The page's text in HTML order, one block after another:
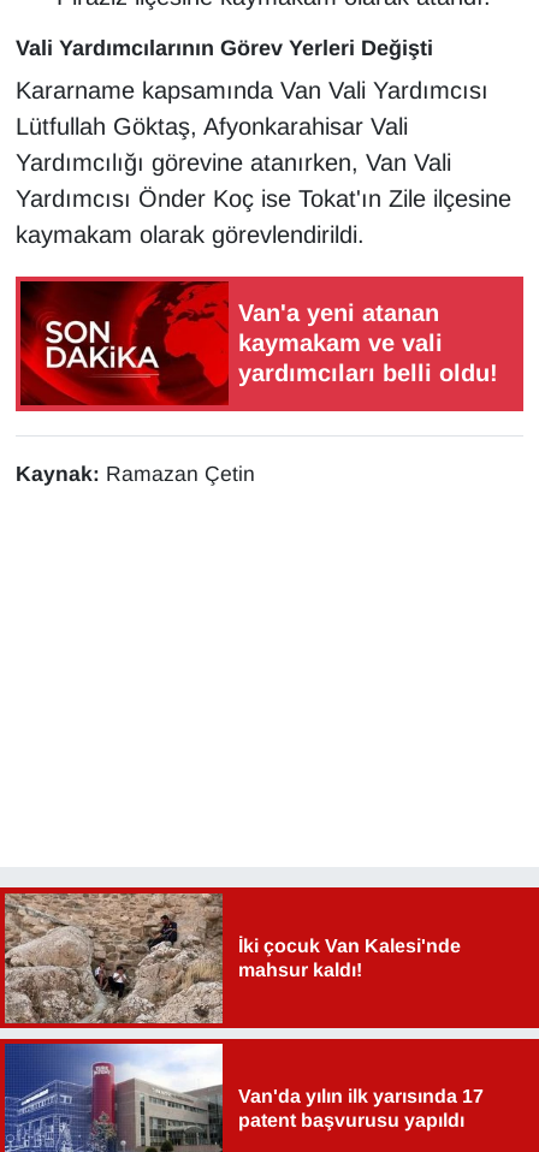
Vali Yardımcılarının Görev Yerleri Değişti
Kararname kapsamında Van Vali Yardımcısı
Lütfullah Göktaş, Afyonkarahisar Vali
Yardımcılığı görevine atanırken, Van Vali
Yardımcısı Önder Koç ise Tokat'ın Zile ilçesine
kaymakam olarak görevlendirildi.
Van'a yeni atanan
kaymakam ve vali
yardımcıları belli oldu!
Kaynak: Ramazan Çetin
İki çocuk Van Kalesi'nde
mahsur kaldı!
Van'da yılın ilk yarısında 17
patent başvurusu yapıldı
YEREL